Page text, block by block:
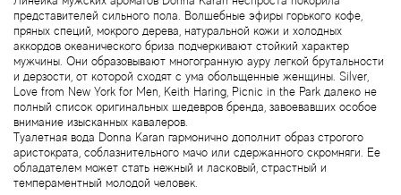
представителей сильного пола. Волшебные эфиры горького кофе,
пряных специй, мокрого дерева, натуральной кожи и холодных
аккордов океанического бриза подчеркивают стойкий характер
мужчины. Они образовывают многогранную ауру легкой брутальности
и дерзости, от которой сходят с ума обольщенные женщины. Silver,
Love from New York for Men, Keith Haring, Picnic in the Park далеко не
полный список оригинальных шедевров бренда, завоевавших особое
внимание изысканных кавалеров.
Туалетная вода Donna Karan гармонично дополнит образ строгого
аристократа, соблазнительного мачо или сдержанного скромняги. Ее
обладателем может стать нежный и ласковый, страстный и
темпераментный молодой человек.
Byredo
Cacharel
Cafe Parfums
Cale Fragranze d'Autore
Calvin Klein